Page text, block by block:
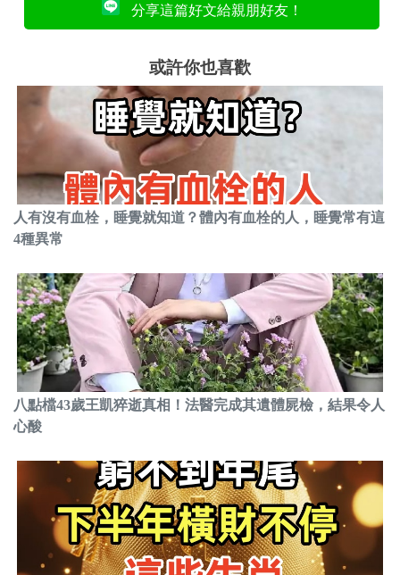
分享這篇好文給親朋好友！
或許你也喜歡
人有沒有血栓，睡覺就知道？體內有血栓的人，睡覺常有這
4種異常
八點檔43歲王凱猝逝真相！法醫完成其遺體屍檢，結果令人
心酸